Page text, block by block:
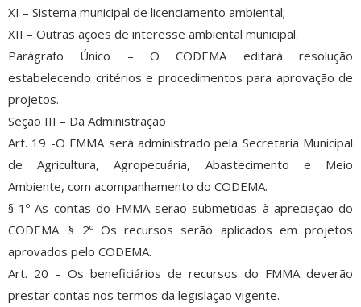
XI – Sistema municipal de licenciamento ambiental;
XII – Outras ações de interesse ambiental municipal.
Parágrafo Único – O CODEMA editará resolução
estabelecendo critérios e procedimentos para aprovação de
projetos.
Seção III – Da Administração
Art. 19 -O FMMA será administrado pela Secretaria Municipal
de Agricultura, Agropecuária, Abastecimento e Meio
Ambiente, com acompanhamento do CODEМА.
§ 1º As contas do FMMA serão submetidas à apreciação do
CODEMA. § 2º Os recursos serão aplicados em projetos
aprovados pelo CODEMA.
Art. 20 – Os beneficiários de recursos do FMMA deverão
prestar contas nos termos da legislação vigente.